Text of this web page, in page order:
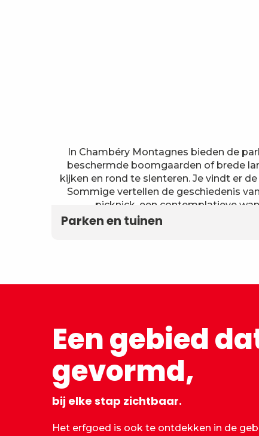
In Chambéry Montagnes bieden de
beschermde boomgaarden of brede
kijken en rond te slenteren. Je vindt er
Sommige vertellen de geschiedenis
picknick, een contemplatieve
Parken en tuinen
Een gebied
gevormd,
bij elke stap zichtbaar.
Het erfgoed is ook te ontdekken in de